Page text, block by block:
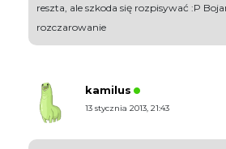
reszta, ale szkoda się rozpisywać :P
rozczarowanie
kamilus
13 stycznia 2013, 21:43